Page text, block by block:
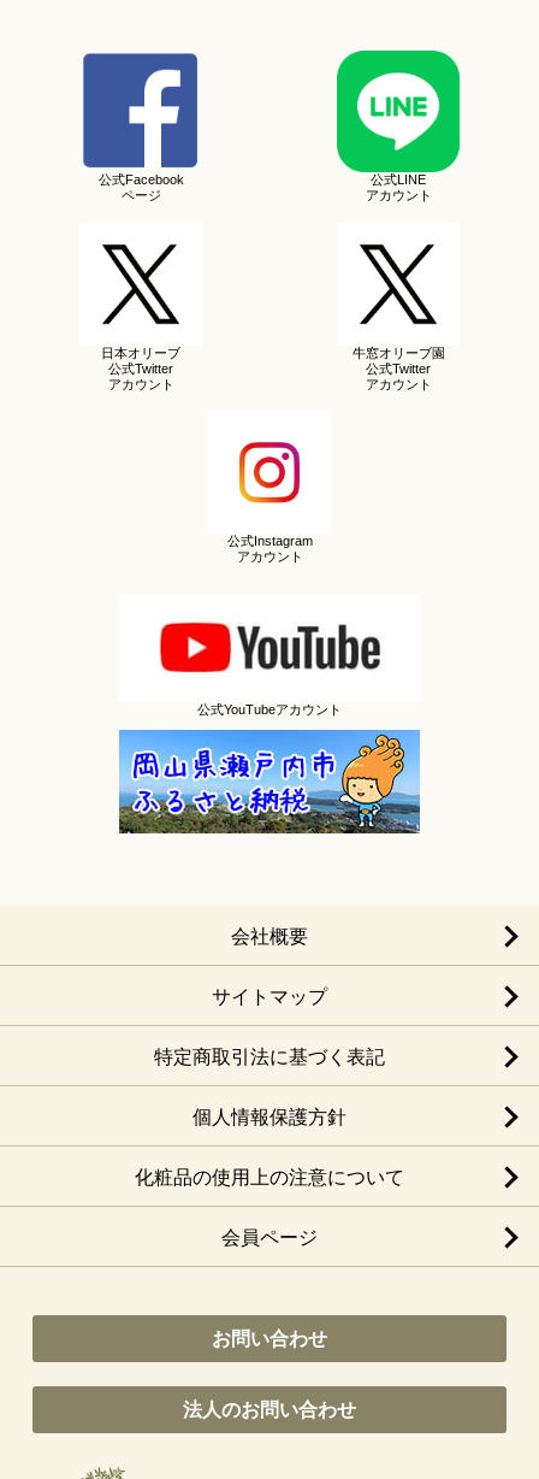
公式Facebook
ページ
公式LINE
アカウント
日本オリーブ
公式Twitter
アカウント
牛窓オリーブ園
公式Twitter
アカウント
公式Instagram
アカウント
公式YouTubeアカウント
会社概要
サイトマップ
特定商取引法に基づく表記
個人情報保護方針
化粧品の使用上の注意について
会員ページ
お問い合わせ
法人のお問い合わせ